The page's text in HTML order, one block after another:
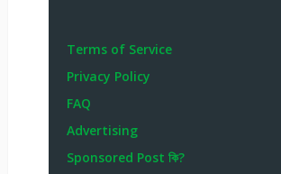
Terms of Service
Privacy Policy
FAQ
Advertising
Sponsored Post কি?